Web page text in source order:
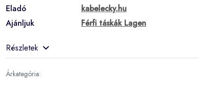
Eladó
kabelecky.hu
Ajánljuk
Férfi táskák Lagen
Részletek
Árkategória: